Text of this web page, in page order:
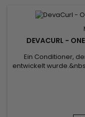
DEVACURL -
Ein Conditioner,
entwickelt
spendet